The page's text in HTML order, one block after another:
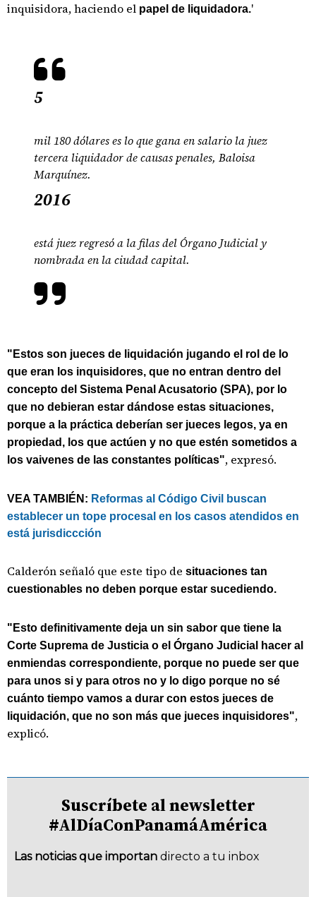
inquisidora, haciendo el papel de liquidadora.'
5
mil 180 dólares es lo que gana en salario la juez
tercera liquidador de causas penales, Baloisa
Marquínez.
2016
está juez regresó a la filas del Órgano Judicial y
nombrada en la ciudad capital.
"Estos son jueces de liquidación jugando el rol de lo
que eran los inquisidores, que no entran dentro del
concepto del Sistema Penal Acusatorio (SPA), por lo
que no debieran estar dándose estas situaciones,
porque a la práctica deberían ser jueces legos, ya en
propiedad, los que actúen y no que estén sometidos a
los vaivenes de las constantes políticas", expresó.
VEA TAMBIÉN: Reformas al Código Civil buscan
establecer un tope procesal en los casos atendidos en
está jurisdiccción
Calderón señaló que este tipo de situaciones tan
cuestionables no deben porque estar sucediendo.
"Esto definitivamente deja un sin sabor que tiene la
Corte Suprema de Justicia o el Órgano Judicial hacer al
enmiendas correspondiente, porque no puede ser que
para unos si y para otros no y lo digo porque no sé
cuánto tiempo vamos a durar con estos jueces de
liquidación, que no son más que jueces inquisidores",
explicó.
Suscríbete al newsletter
#AlDíaConPanamáAmérica
Las noticias que importan directo a tu inbox